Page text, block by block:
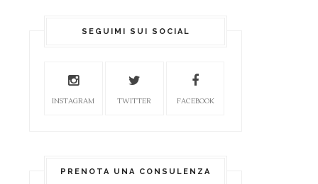
SEGUIMI SUI SOCIAL
INSTAGRAM TWITTER FACEBOOK
PRENOTA UNA CONSULENZA